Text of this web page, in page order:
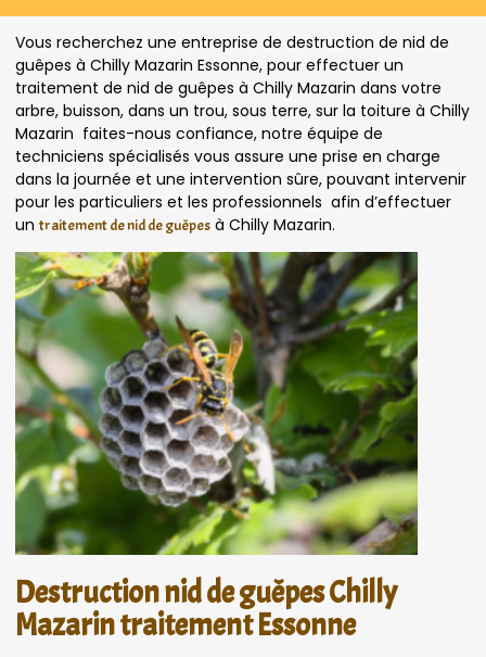
Vous recherchez une entreprise de destruction de nid de
guêpes à Chilly Mazarin Essonne, pour effectuer un
traitement de nid de guêpes à Chilly Mazarin dans votre
arbre, buisson, dans un trou, sous terre, sur la toiture à Chilly
Mazarin faites-nous confiance, notre équipe de
techniciens spécialisés vous assure une prise en charge
dans la journée et une intervention sûre, pouvant intervenir
pour les particuliers et les professionnels afin d’effectuer
un traitement de nid de guêpes à Chilly Mazarin.
Destruction nid de guêpes Chilly
Mazarin traitement Essonne